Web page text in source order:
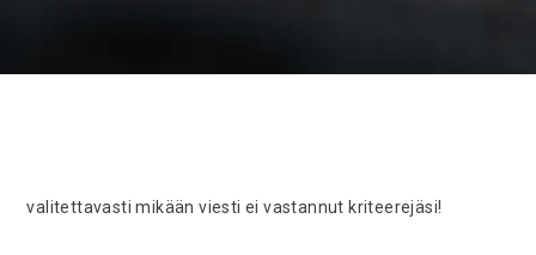
valitettavasti mikään viesti ei vastannut kriteerejäsi!